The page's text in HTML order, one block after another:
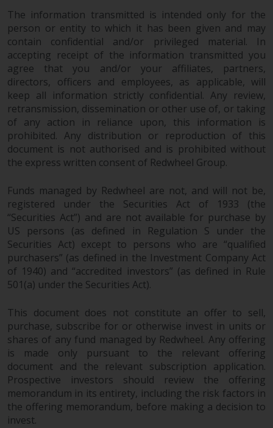
von oder Vertrauen auf die
Informationen auf dieser Website
ergibt.
Datenschutz und Privatsphäre
Soweit Informationen, die Sie
bereitstellen oder die wir von
dieser Website erhalten,
darstellen, stimmen Sie deren
Verarbeitung durch Redwheel und
seine Vertreter und andere Dritte
zu. Alle diese Unternehmen sind
verpflichtet, die Vertraulichkeit
dieser Informationen zu wahren.
Wenn Sie nicht möchten, dass
Ihre Informationen auf diese
Sie Redwheel per E-Mail oder
schriftlich darüber informieren.
Sie haben Anspruch auf eine
Kopie der Informationen, die wir
über Sie gespeichert haben,
indem Sie uns schriftlich
anschreiben und diese anfordern.
The information transmitted is intended only for the
person or entity to which it has been given and may
contain confidential and/or privileged material. In
accepting receipt of the information transmitted you
agree that you and/or your affiliates, partners,
directors, officers and employees, as applicable, will
keep all information strictly confidential. Any review,
retransmission, dissemination or other use of, or taking
of any action in reliance upon, this information is
prohibited. Any distribution or reproduction of this
document is not authorised and is prohibited without
the express written consent of Redwheel Group.
Funds managed by Redwheel are not, and will not be,
registered under the Securities Act of 1933 (the
“Securities Act”) and are not available for purchase by
US persons (as defined in Regulation S under the
Securities Act) except to persons who are “qualified
purchasers” (as defined in the Investment Company Act
of 1940) and “accredited investors” (as defined in Rule
501(a) under the Securities Act).
This document does not constitute an offer to sell,
purchase, subscribe for or otherwise invest in units or
shares of any fund managed by Redwheel. Any offering
is made only pursuant to the relevant offering
document and the relevant subscription application.
Prospective investors should review the offering
memorandum in its entirety, including the risk factors in
the offering memorandum, before making a decision to
invest.